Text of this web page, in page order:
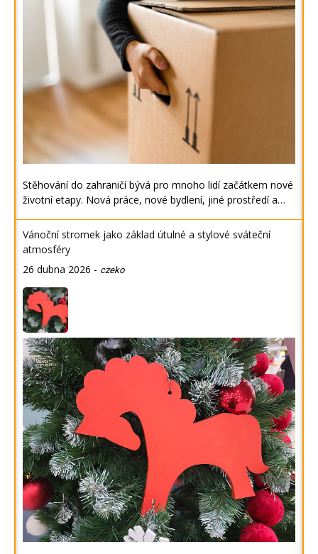
Stěhování do zahraničí bývá pro mnoho lidí začátkem nové
životní etapy. Nová práce, nové bydlení, jiné prostředí a…
Vánoční stromek jako základ útulné a stylové sváteční
atmosféry
26 dubna 2026 - czeko